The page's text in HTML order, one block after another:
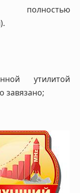
полностью
утилитой
завязано;